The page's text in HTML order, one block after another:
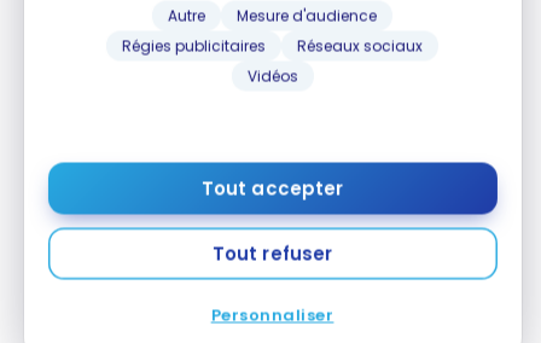
Autre
Mesure d'audience
Régies publicitaires
Réseaux sociaux
Vidéos
Tout accepter
Tout refuser
Personnaliser
Le rabais-voyage sera donné sous forme de crédit
au compte de carte de crédit dans les 72 heures
suivant votre commande d’échange depoints